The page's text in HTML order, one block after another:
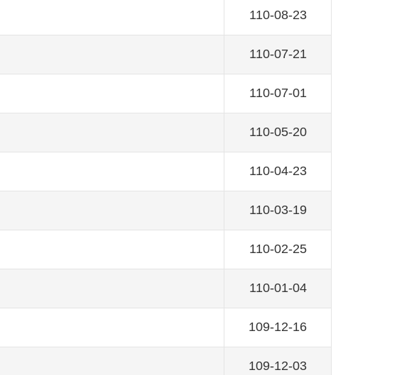
110-08-23
110-07-21
110-07-01
110-05-20
110-04-23
110-03-19
110-02-25
110-01-04
109-12-16
109-12-03